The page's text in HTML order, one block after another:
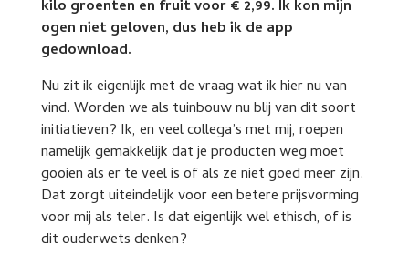
kilo groenten en fruit voor € 2,99. Ik kon mijn
ogen niet geloven, dus heb ik de app
gedownload.
Nu zit ik eigenlijk met de vraag wat ik hier nu van
vind. Worden we als tuinbouw nu blij van dit soort
initiatieven? Ik, en veel collega’s met mij, roepen
namelijk gemakkelijk dat je producten weg moet
gooien als er te veel is of als ze niet goed meer zijn.
Dat zorgt uiteindelijk voor een betere prijsvorming
voor mij als teler. Is dat eigenlijk wel ethisch, of is
dit ouderwets denken?